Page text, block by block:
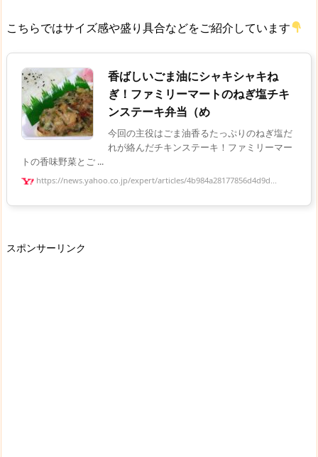
こちらではサイズ感や盛り具合などをご紹介しています
香ばしいごま油にシャキシャキね
ぎ！ファミリーマートのねぎ塩チキ
ンステーキ弁当（め
今回の主役はごま油香るたっぷりのねぎ塩だ
れが絡んだチキンステーキ！ファミリーマー
トの香味野菜とご ...
https://news.yahoo.co.jp/expert/articles/4b984a28177856d4d9d...
スポンサーリンク